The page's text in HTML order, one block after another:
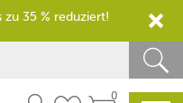
0
zu 35 % reduziert!